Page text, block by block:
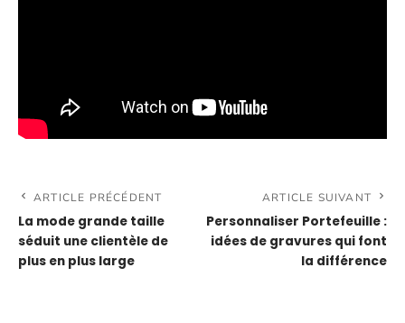
ARTICLE PRÉCÉDENT
La mode grande taille
séduit une clientèle de
plus en plus large
ARTICLE SUIVANT
Personnaliser Portefeuille :
idées de gravures qui font
la différence